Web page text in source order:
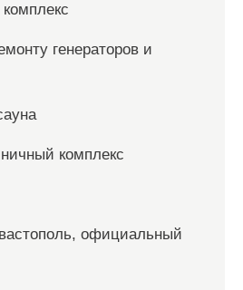
генераторов и
комплекс
официальный